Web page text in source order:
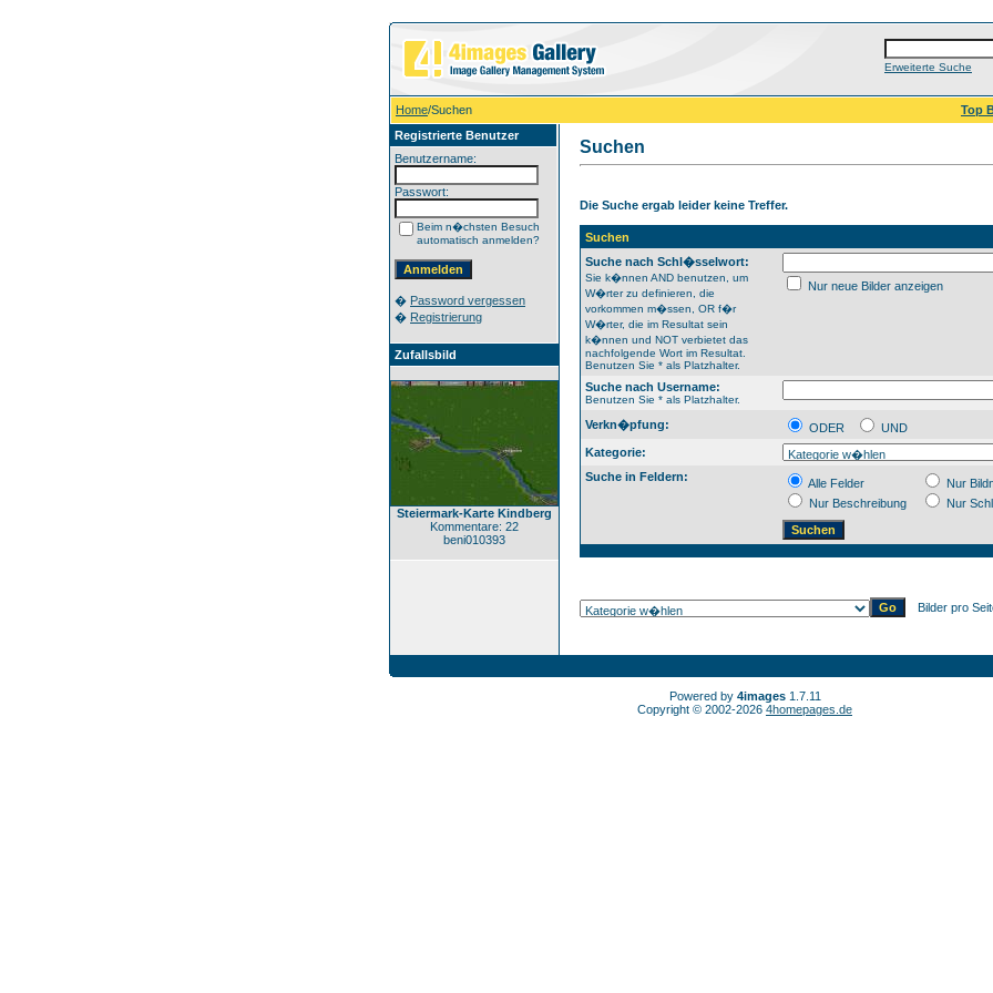
Erweiterte Suche
Home/Suchen Top
Registrierte Benutzer
Benutzername:
Passwort:
Beim n�chsten Besuch
automatisch anmelden?
� Password vergessen
� Registrierung
Zufallsbild
Steiermark-Karte Kindberg
Kommentare: 22
beni010393
Suchen
Die Suche ergab leider keine Treffer.
Suchen
Suche nach Schl�sselwort:
Sie k�nnen AND benutzen, um
W�rter zu definieren, die
vorkommen m�ssen, OR f�r
W�rter, die im Resultat sein
k�nnen und NOT verbietet das
nachfolgende Wort im Resultat.
Benutzen Sie * als Platzhalter.
Nur neue Bilder anzeigen
Suche nach Username:
Benutzen Sie * als Platzhalter.
Verkn�pfung: ODER
UND
Kategorie:
Suche in Feldern:
Alle Felder
Nur
Nur Beschreibung
Nur
Bilder pro
Powered by 4images1.7.11
Copyright © 2002-2026 4homepages.de